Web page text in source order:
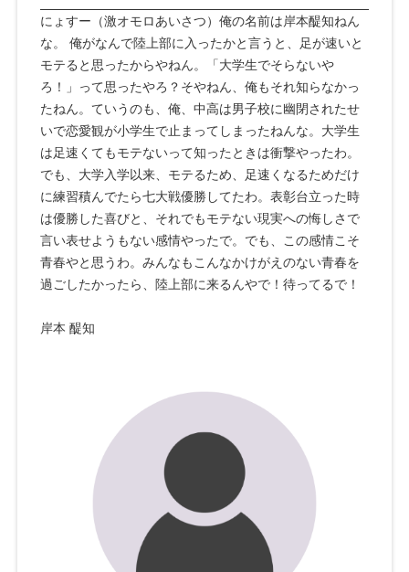
にょすー（激オモロあいさつ）俺の名前は岸本醍知ねん
な。 俺がなんで陸上部に入ったかと言うと、足が速いと
モテると思ったからやねん。「大学生でそらないや
ろ！」って思ったやろ？そやねん、俺もそれ知らなかっ
たねん。ていうのも、俺、中高は男子校に幽閉されたせ
いで恋愛観が小学生で止まってしまったねんな。大学生
は足速くてもモテないって知ったときは衝撃やったわ。
でも、大学入学以来、モテるため、足速くなるためだけ
に練習積んでたら七大戦優勝してたわ。表彰台立った時
は優勝した喜びと、それでもモテない現実への悔しさで
言い表せようもない感情やったで。でも、この感情こそ
青春やと思うわ。みんなもこんなかけがえのない青春を
過ごしたかったら、陸上部に来るんやで！待ってるで！
岸本 醍知